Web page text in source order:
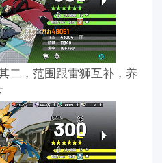
二，范围跟雷狮互补，养